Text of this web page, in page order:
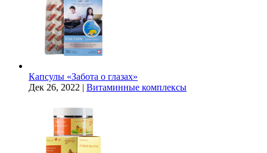
Капсулы «Забота о глазах»
Дек 26, 2022 | Витаминные комплексы